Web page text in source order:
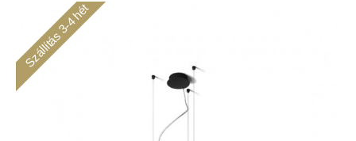
Szállítás 3-4 hét